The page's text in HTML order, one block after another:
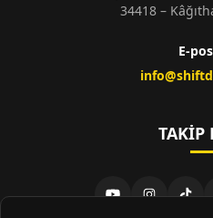
34418 –
E-
TAKIP